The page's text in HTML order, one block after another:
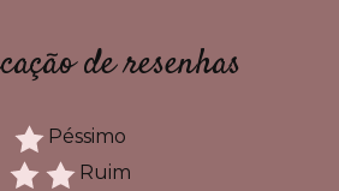
de resenhas
Péssimo
Ruim